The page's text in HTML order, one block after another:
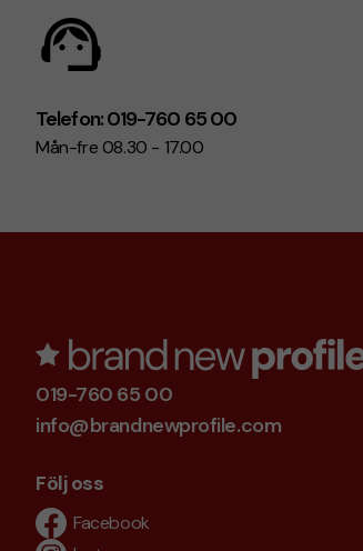
Telefon: 019-760 65 00
Mån-fre 08.30 - 17.00
019-760 65 00
info@brandnewprofile.com
Följ oss
Facebook